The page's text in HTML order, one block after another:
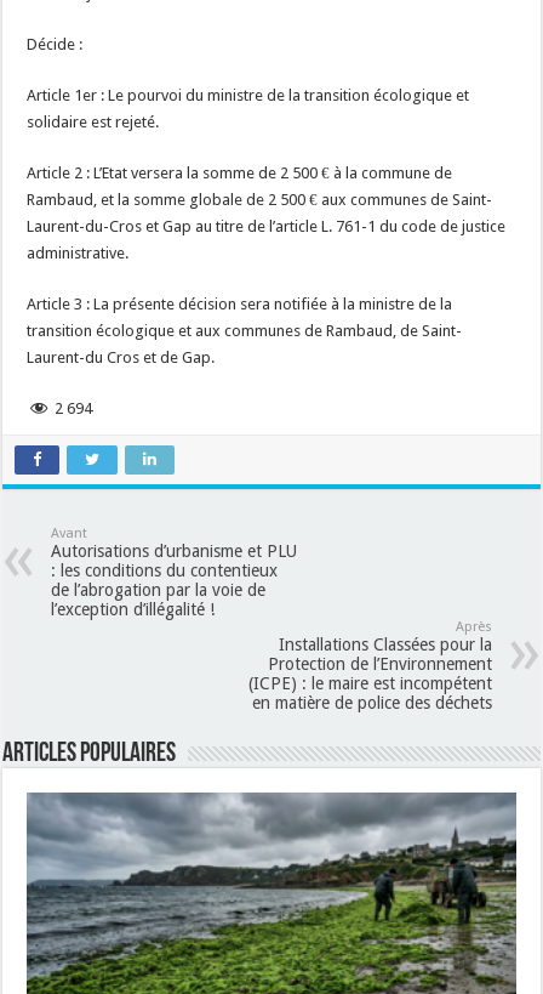
Décide :
Article 1er : Le pourvoi du ministre de la transition écologique et
solidaire est rejeté.
Article 2 : L’Etat versera la somme de 2 500 € à la commune de
Rambaud, et la somme globale de 2 500 € aux communes de Saint-
Laurent-du-Cros et Gap au titre de l’article L. 761-1 du code de justice
administrative.
Article 3 : La présente décision sera notifiée à la ministre de la
transition écologique et aux communes de Rambaud, de Saint-
Laurent-du Cros et de Gap.
2 694
Avant
Autorisations d’urbanisme et PLU
: les conditions du contentieux
de l’abrogation par la voie de
l’exception d’illégalité !
Après
Installations Classées pour la
Protection de l’Environnement
(ICPE) : le maire est incompétent
en matière de police des déchets
Articles populaires